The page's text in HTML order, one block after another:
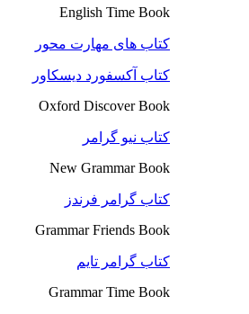
English Time Book
کتاب های مهارت محور
کتاب آکسفورد دیسکاور
Oxford Discover Book
کتاب نیو گرامر
New Grammar Book
کتاب گرامر فرندز
Grammar Friends Book
کتاب گرامر تایم
Grammar Time Book